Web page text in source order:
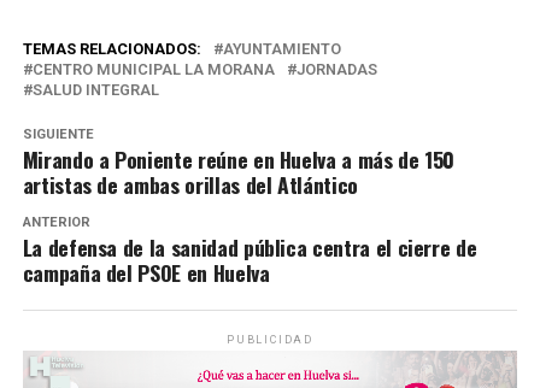
TEMAS RELACIONADOS:
AYUNTAMIENTO
CENTRO MUNICIPAL LA MORANA
JORNADAS
SALUD INTEGRAL
SIGUIENTE
Mirando a Poniente reúne en Huelva a más de 150
artistas de ambas orillas del Atlántico
ANTERIOR
La defensa de la sanidad pública centra el cierre de
campaña del PSOE en Huelva
PUBLICIDAD